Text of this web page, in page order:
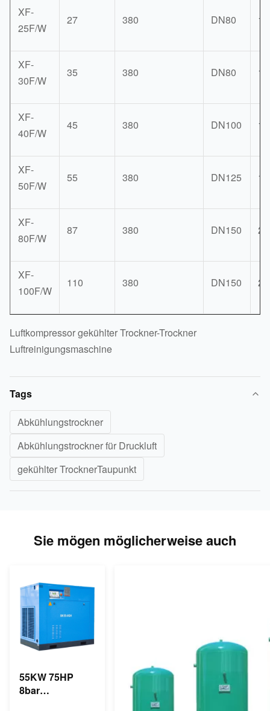
XF-
25F/W
27 380 DN80
XF-
30F/W
35 380 DN80
XF-
40F/W
45 380 DN100
XF-
50F/W
55 380 DN125
XF-
80F/W
87 380 DN150
XF-
100F/W
110 380 DN150
Luftkompressor gekühlter Trockner-Trockner
Luftreinigungsmaschine
Tags
Abkühlungstrockner
Abkühlungstrockner für Druckluft
gekühlter TrocknerTaupunkt
Sie mögen möglicherweise auch
55KW 75HP
8bar